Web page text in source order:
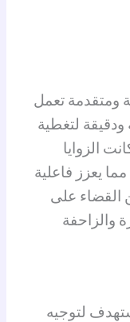
ومتقدمة تعمل
ودقيقة لتغطية
الزوايا
يعزز فاعلية
القضاء على
والزاحفة
لتوجيه